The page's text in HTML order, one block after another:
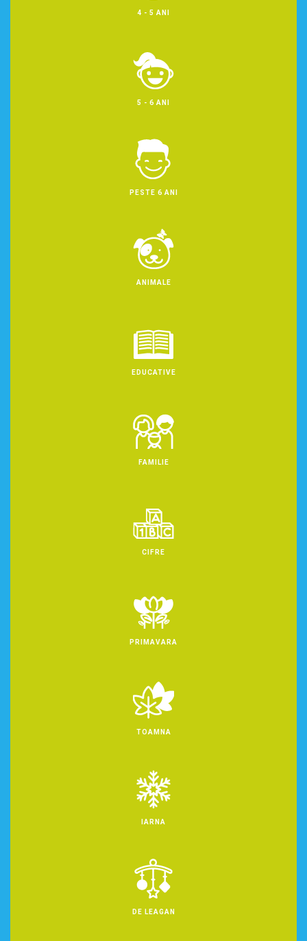
4 - 5 ANI
5 - 6 ANI
PESTE 6 ANI
ANIMALE
EDUCATIVE
FAMILIE
CIFRE
PRIMAVARA
TOAMNA
IARNA
DE LEAGAN